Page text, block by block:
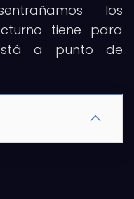
los
tiene para
a punto de